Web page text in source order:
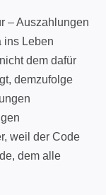
– Auszahlungen
ins Leben
dem dafür
demzufolge
weil der Code
dem alle